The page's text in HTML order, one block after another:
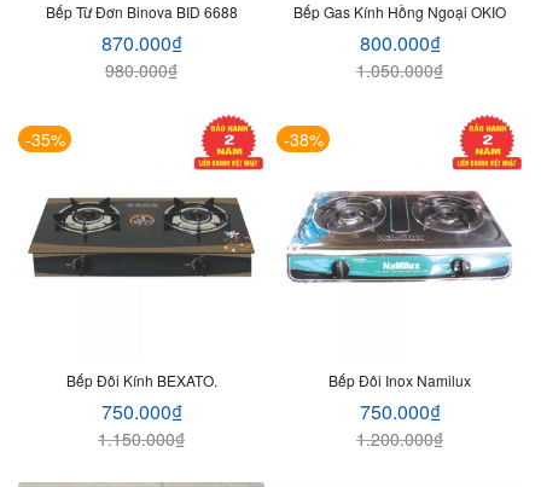
Bếp Từ Đơn Binova BID 6688
980.000₫
870.000₫
Bếp Gas Kính Hồng Ngoại OKIO
1.050.000₫
800.000₫
-35%
Bếp Đôi Kính BEXATO.
1.150.000₫
750.000₫
-38%
Bếp Đôi Inox Namilux
1.200.000₫
750.000₫